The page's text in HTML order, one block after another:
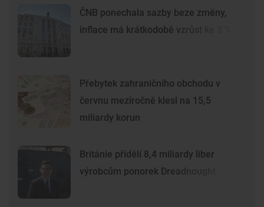
ČNB ponechala sazby beze změny,
inflace má krátkodobě vzrůst ke 3 %
Přebytek zahraničního obchodu v
červnu meziročně klesl na 15,5
miliardy korun
Británie přidělí 8,4 miliardy liber
výrobcům ponorek Dreadnought